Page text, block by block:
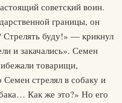
советский воин.
границы, он
буду!» — крикнул
и закачались». Семен
товарищи,
Семен стрелял в собаку и
Как же это?» Но его